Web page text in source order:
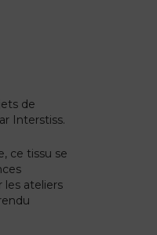
de
Interstiss.
ce tissu se
les ateliers